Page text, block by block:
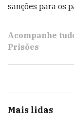
sanções para os
Acompanhe
Prisões
Mais lidas